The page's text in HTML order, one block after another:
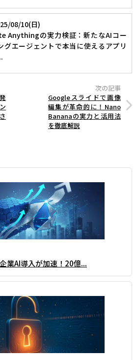
08/10(日)
Anythingの実力検証：新たなAIコー
グエージェントで本当に使えるアプリ
次の記事
Googleスライドで画像
編集が革命的に！Nano
Bananaの実力と活用法
を徹底解説
業AI導入が加速！20億...